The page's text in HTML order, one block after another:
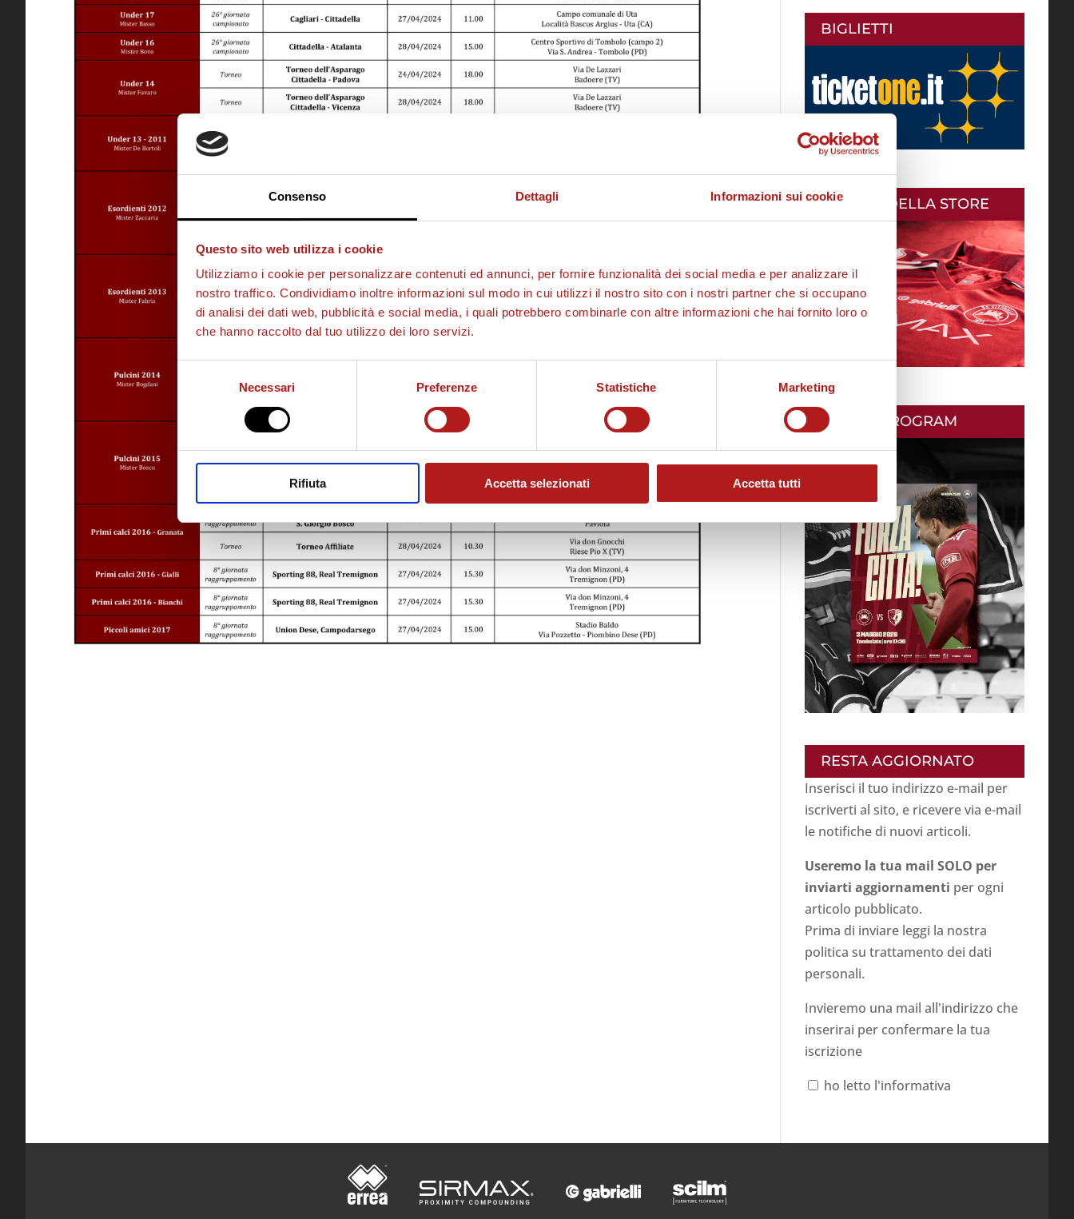
Consenso Dettagli Informazioni sui cookie
Questo sito web utilizza i cookie
Utilizziamo i cookie per personalizzare contenuti ed annunci, per fornire funzionalità dei social media e per analizzare il
nostro traffico. Condividiamo inoltre informazioni sul modo in cui utilizzi il nostro sito con i nostri partner che si occupano
di analisi dei dati web, pubblicità e social media, i quali potrebbero combinarle con altre informazioni che hai fornito loro o
che hanno raccolto dal tuo utilizzo dei loro servizi.
Necessari Preferenze Statistiche Marketing
Rifiuta Accetta selezionati Accetta tutti
BIGLIETTI
AS CITTADELLA STORE
MATCH PROGRAM
RESTA AGGIORNATO
Inserisci il tuo indirizzo e-mail per
iscriverti al sito, e ricevere via e-mail
le notifiche di nuovi articoli.
Useremo la tua mail SOLO per
inviarti aggiornamenti per ogni
articolo pubblicato.
Prima di inviare leggi la nostra
politica su trattamento dei dati
personali.
Invieremo una mail all'indirizzo che
inserirai per confermare la tua
iscrizione
ho letto l'informativa